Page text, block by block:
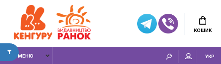
КОШИК
МЕНЮ УКР